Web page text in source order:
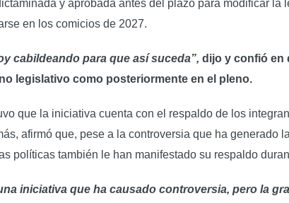
y aprobada antes del plazo para modificar la
en los comicios de 2027.
cabildeando para que así suceda”, dijo y confió en
legislativo como posteriormente en el pleno.
que la iniciativa cuenta con el respaldo de los
afirmó que, pese a la controversia que ha generado
políticas también le han manifestado su respaldo
iniciativa que ha causado controversia, pero la